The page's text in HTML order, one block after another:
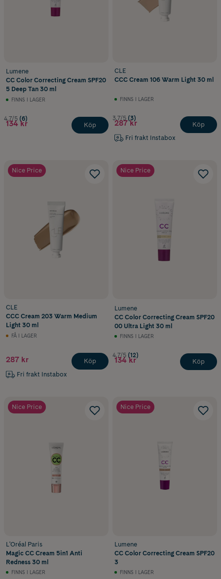
Lumene
CC Color Correcting Cream SPF20
5 Deep Tan 30 ml
FINNS I LAGER
4.7/5 (6)
134 kr Köp
CLE
CCC Cream 106 Warm Light 30 ml
FINNS I LAGER
3.7/5 (3)
287 kr
Fri frakt Instabox
Köp
Nice Price
CLE
CCC Cream 203 Warm Medium
Light 30 ml
FÅ I LAGER
287 kr
Fri frakt Instabox
Köp
Nice Price
Lumene
CC Color Correcting Cream SPF20
00 Ultra Light 30 ml
FINNS I LAGER
4.7/5 (12)
134 kr Köp
Nice Price
L'Oréal Paris
Magic CC Cream 5in1 Anti
Redness 30 ml
FINNS I LAGER
Nice Price
Lumene
CC Color Correcting Cream SPF20
3
FINNS I LAGER